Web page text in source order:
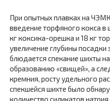
При опытных плавках на
введение торфяного кокса в
кг коксика-орешка и 18 кг
увеличение глубины
блюдается спекание шихты
образованию «свищей», а
кремния, росту удельного
спек­шейся шихте было
количество силикатов